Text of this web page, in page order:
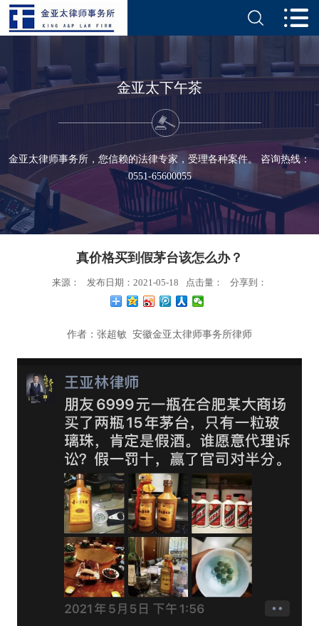
金亚太下午茶
金亚太律师事务所，您信赖的法律专家，受理各种案件。 咨询热线：
0551-65600055
真价格买到假茅台该怎么办？
来源： 发布日期：2021-05-18 点击量： 分享到：
作者：张超敏 安徽金亚太律师事务所律师